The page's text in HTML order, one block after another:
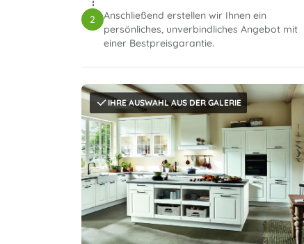
IHRE AUSWAHL AUS DER GALERIE
2
Anschließend erstellen wir Ihnen ein
persönliches, unverbindliches Angebot mit
einer Bestpreisgarantie.